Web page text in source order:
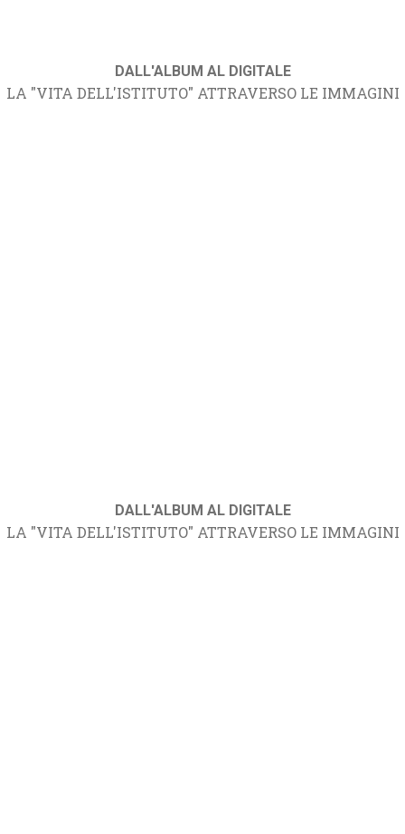
DALL'ALBUM AL DIGITALE
LA "VITA DELL'ISTITUTO" ATTRAVERSO LE IMMAGINI
DALL'ALBUM AL DIGITALE
LA "VITA DELL'ISTITUTO" ATTRAVERSO LE IMMAGINI